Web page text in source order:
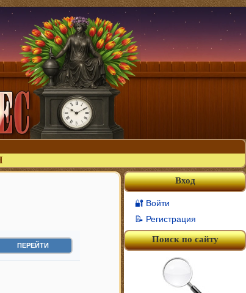
Вход
🔐 Войти
📝 Регистрация
Поиск по сайту